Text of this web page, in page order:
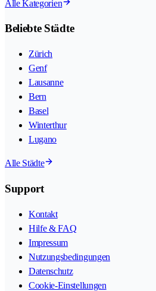
Alle Kategorien
Beliebte Städte
Zürich
Genf
Lausanne
Bern
Basel
Winterthur
Lugano
Alle Städte
Support
Kontakt
Hilfe & FAQ
Impressum
Nutzungsbedingungen
Datenschutz
Cookie-Einstellungen